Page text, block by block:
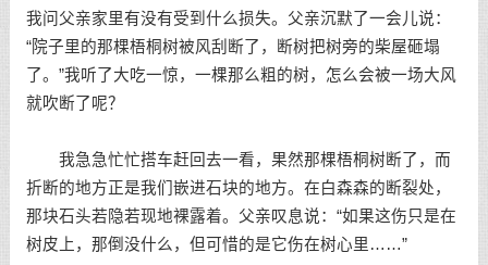
我问父亲家里有没有受到什么损失。父亲沉默了一会儿说：
“院子里的那棵梧桐树被风刮断了，断树把树旁的柴屋砸塌
了。”我听了大吃一惊，一棵那么粗的树，怎么会被一场大风
就吹断了呢？
我急急忙忙搭车赶回去一看，果然那棵梧桐树断了，而
折断的地方正是我们嵌进石块的地方。在白森森的断裂处，
那块石头若隐若现地裸露着。父亲叹息说：“如果这伤只是在
树皮上，那倒没什么，但可惜的是它伤在树心里……”